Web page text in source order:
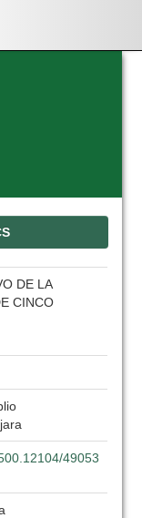
DE LA
CINCO
49053